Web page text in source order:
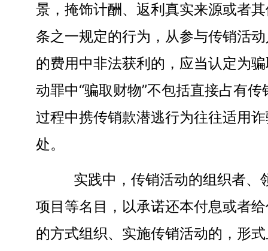
景，掩饰计酬、返利真实来源或者
条之一规定的行为，从参与传销活
的费用中非法获利的，应当认定为
动罪中“骗取财物”不包括直接占有
过程中携传销款潜逃行为往往适用
处。
实践中，传销活动的组织者、领
项目等名目，以承诺还本付息或者
的方式组织、实施传销活动的，形